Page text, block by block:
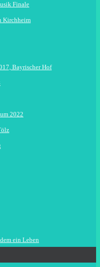
Finale
Kirchheim
Bayrischer Hof
2022
ein Leben